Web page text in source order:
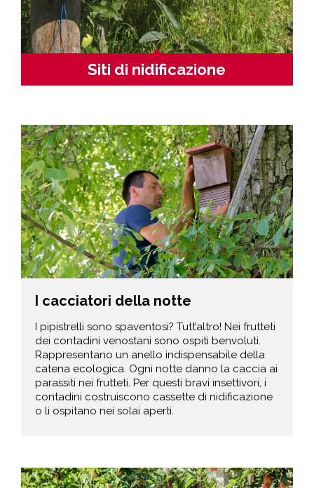
Siti di nidificazione
I cacciatori della notte
I pipistrelli sono spaventosi? Tutt’altro! Nei frutteti
dei contadini venostani sono ospiti benvoluti.
Rappresentano un anello indispensabile della
catena ecologica. Ogni notte danno la caccia ai
parassiti nei frutteti. Per questi bravi insettivori, i
contadini costruiscono cassette di nidificazione
o li ospitano nei solai aperti.